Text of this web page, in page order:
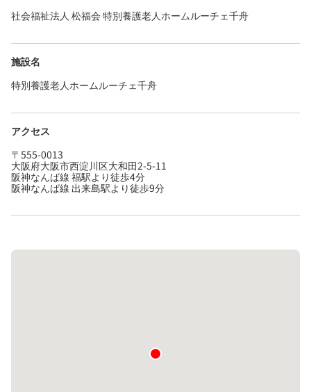
社会福祉法人 松福会 特別養護老人ホームルーチェ千舟
施設名
特別養護老人ホームルーチェ千舟
アクセス
〒555-0013
大阪府大阪市西淀川区大和田2-5-11
阪神なんば線 福駅より徒歩4分
阪神なんば線 出来島駅より徒歩9分